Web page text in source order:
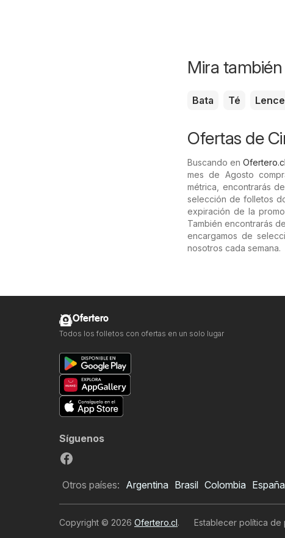
Mira
Bata Té
Ofertas de
Buscando enOfertero.cl
mes de Agosto
métrica, encontrarás
selección de folletos
expiración de la
También encontrarás
encargamos de
nosotros cada semana.
Ofertero
Todos los folletos con ofertas en un solo lugar
Síguenos
Otros países: Argentina Brasil Colombia España
Copyright © 2026 Ofertero.cl. Establecer política de